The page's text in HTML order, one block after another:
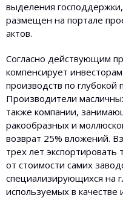
выделения
размещен на портале
актов.
Согласно действующим
компенсирует
производств по глубокой
Производители
также компании,
ракообразных и
возврат 25% вложений.
трех лет
от стоимости самих
специализирующихся на
используемых в